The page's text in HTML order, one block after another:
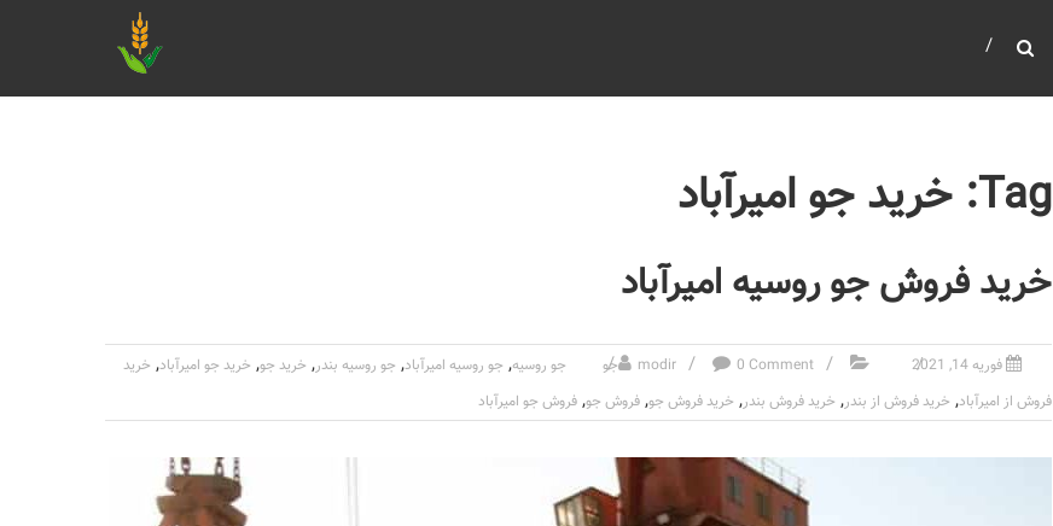
Tag: خرید جو امیرآباد
خرید فروش جو روسیه امیرآباد
فوریه 14, 2021 modir 0 Comment جو جو روسیه, جو روسیه امیرآباد, جو روسیه بندر, خرید جو, خرید جو امیرآباد, خرید
فروش از امیرآباد, خرید فروش از بندر, خرید فروش بندر, خرید فروش جو,فروش جو,فروش جو امیرآباد